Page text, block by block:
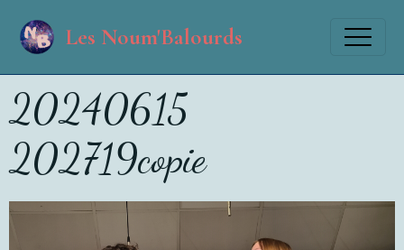
Les Noum'Balourds
20240615
202719copie